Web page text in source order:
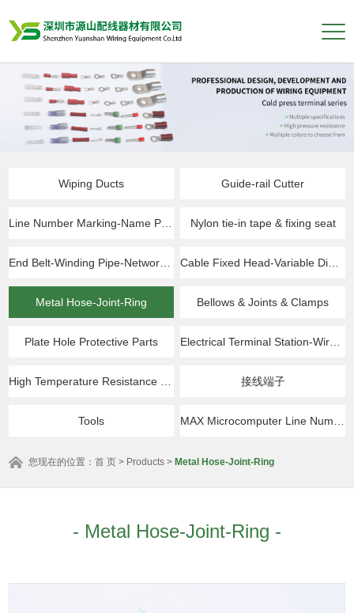
Wiping Ducts Guide-rail Cutter
Nylon tie-in tape & fixing seat
Metal Hose-Joint-Ring Bellows & Joints & Clamps
Plate Hole Protective Parts
接线端子
Tools
您现在的位置：首 页 > Products > Metal Hose-Joint-Ring
- Metal Hose-Joint-Ring -